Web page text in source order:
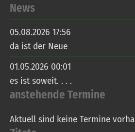
News
05.08.2026 17:56
da ist der Neue
01.05.2026 00:01
es ist soweit. . . .
anstehende Termine
Aktuell sind keine Termine